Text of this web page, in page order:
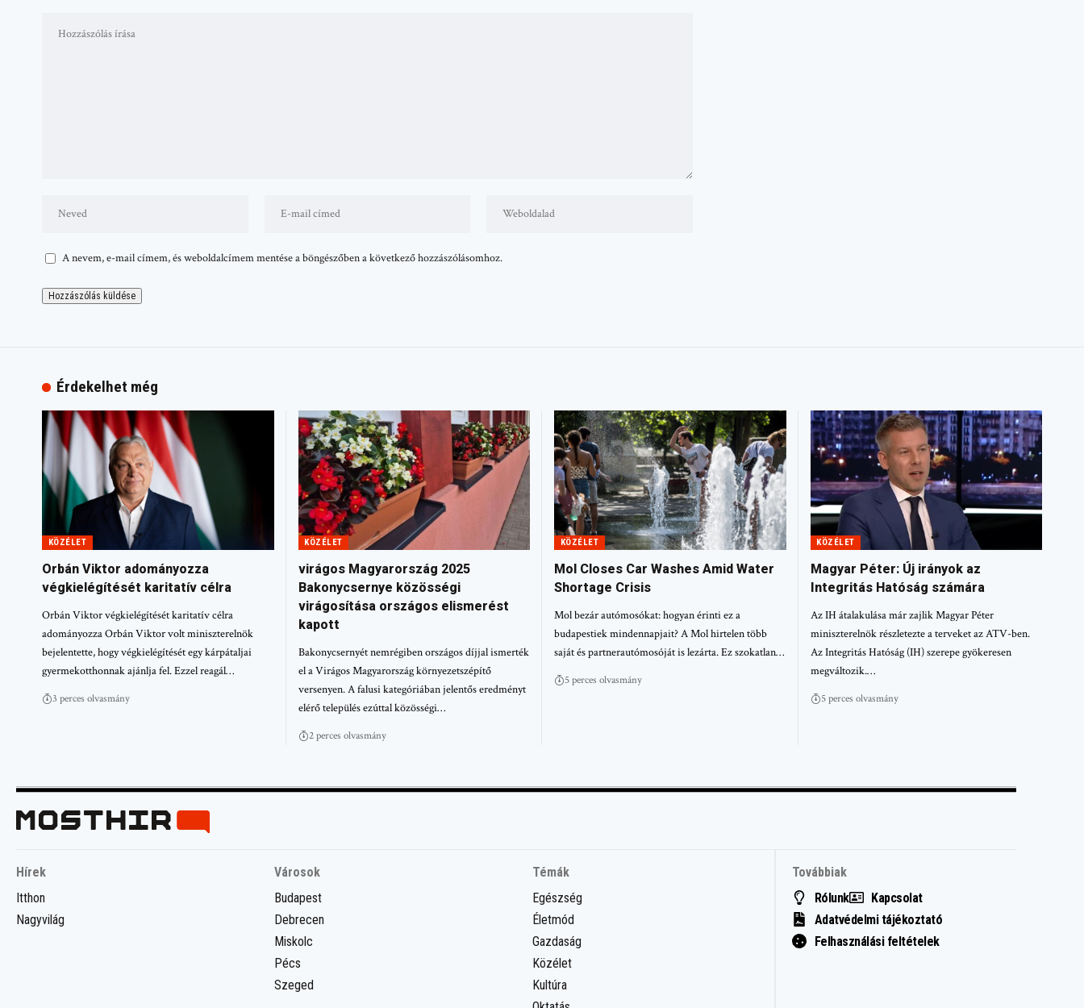
A nevem, e-mail címem, és weboldalcímem mentése a böngészőben a következő hozzászólásomhoz.
Érdekelhet még
KÖZÉLET
Orbán Viktor adományozza
végkielégítését karitatív célra
Orbán Viktor végkielégítését karitatív célra
adományozza Orbán Viktor volt miniszterelnök
bejelentette, hogy végkielégítését egy kárpátaljai
gyermekotthonnak ajánlja fel. Ezzel reagál…
3 perces olvasmány
KÖZÉLET
virágos Magyarország 2025
Bakonycsernye közösségi
virágosítása országos elismerést
kapott
Bakonycsernyét nemrégiben országos díjjal ismerték
el a Virágos Magyarország környezetszépítő
versenyen. A falusi kategóriában jelentős eredményt
elérő település ezúttal közösségi…
2 perces olvasmány
KÖZÉLET
Mol Closes Car Washes Amid Water
Shortage Crisis
Mol bezár autómosókat: hogyan érinti ez a
budapestiek mindennapjait? A Mol hirtelen több
saját és partnerautómosóját is lezárta. Ez szokatlan…
5 perces olvasmány
KÖZÉLET
Magyar Péter: Új irányok az
Integritás Hatóság számára
Az IH átalakulása már zajlik Magyar Péter
miniszterelnök részletezte a terveket az ATV-ben.
Az Integritás Hatóság (IH) szerepe gyökeresen
megváltozik.…
5 perces olvasmány
Hírek
Itthon
Nagyvilág
Városok
Budapest
Debrecen
Miskolc
Pécs
Szeged
Témák
Egészség
Életmód
Gazdaság
Közélet
Kultúra
Továbbiak
Rólunk
Kapcsolat
Adatvédelmi tájékoztató
Felhasználási feltételek